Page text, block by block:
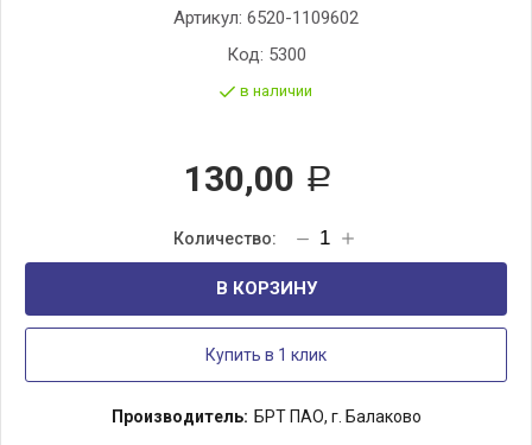
Артикул: 6520-1109602
Код: 5300
в наличии
130,00 Р
В КОРЗИНУ
Купить в 1 клик
Производитель: БРТ ПАО, г. Балаково